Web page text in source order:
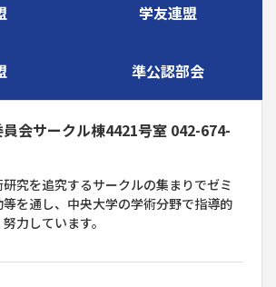
学友連盟
準公認部会
会サークル棟4421号室 042-674-
究を追究するサークルの集まりでゼミ
を通し、中央大学の学術分野で指導的
力しています。